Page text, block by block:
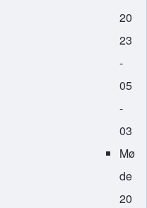
20
23
-
05
-
03
Mø
de
20